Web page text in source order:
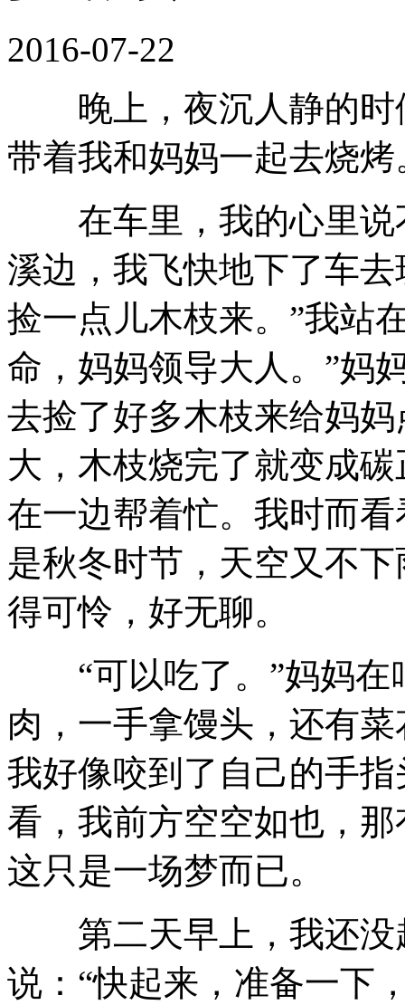
2016-07-22
晚上，夜沉人静的时
带着我和妈妈一起去烧烤
在车里，我的心里说
溪边，我飞快地下了车
捡一点儿木枝来。”我站
命，妈妈领导大人。”妈
去捡了好多木枝来给妈
大，木枝烧完了就变成
在一边帮着忙。我时而
是秋冬时节，天空又不
得可怜，好无聊。
“可以吃了。”妈妈在
肉，一手拿馒头，还有
我好像咬到了自己的手
看，我前方空空如也，
这只是一场梦而已。
第二天早上，我还没
说：“快起来，准备一下